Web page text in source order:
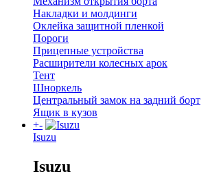
Накладки и молдинги
Оклейка защитной пленкой
Пороги
Прицепные устройства
Расширители колесных арок
Тент
Шноркель
Центральный замок на задний борт
Ящик в кузов
+-
Isuzu
Isuzu